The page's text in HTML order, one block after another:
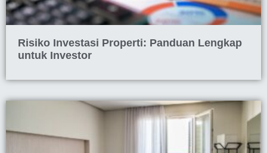
Risiko Investasi Properti: Panduan Lengkap
untuk Investor